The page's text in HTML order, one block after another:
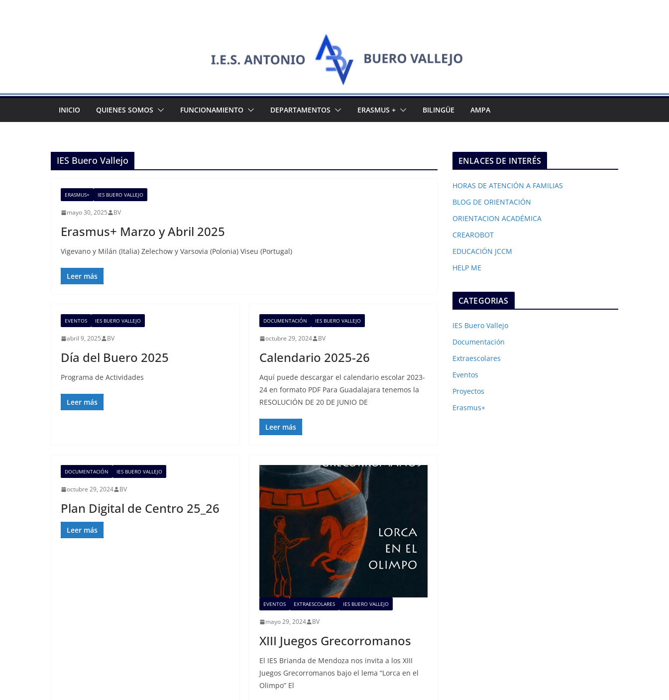
INICIO QUIENES SOMOS FUNCIONAMIENTO DEPARTAMENTOS ERASMUS + BILINGÜE AMPA
IES Buero Vallejo
ERASMUS+ IES BUERO VALLEJO
mayo 30, 2025 BV
Erasmus+ Marzo y Abril 2025
Vigevano y Milán (Italia) Zelechow y Varsovia (Polonia) Viseu (Portugal)
Leer más
EVENTOS IES BUERO VALLEJO
abril 9, 2025 BV
Día del Buero 2025
Programa de Actividades
Leer más
DOCUMENTACIÓN IES BUERO VALLEJO
octubre 29, 2024 BV
Calendario 2025-26
Aquí puede descargar el calendario escolar 2023-
24 en formato PDF Para Guadalajara tenemos la
RESOLUCIÓN DE 20 DE JUNIO DE
Leer más
DOCUMENTACIÓN IES BUERO VALLEJO
octubre 29, 2024 BV
Plan Digital de Centro 25_26
Leer más
EVENTOS EXTRAESCOLARES IES BUERO VALLEJO
mayo 29, 2024 BV
XIII Juegos Grecorromanos
El IES Brianda de Mendoza nos invita a los XIII
Juegos Grecorromanos bajo el lema “Lorca en el
Olimpo” El
ENLACES DE INTERÉS
HORAS DE ATENCIÓN A FAMILIAS
BLOG DE ORIENTACIÓN
ORIENTACION ACADÉMICA
CREAROBOT
EDUCACIÓN JCCM
HELP ME
CATEGORIAS
IES Buero Vallejo
Documentación
Extraescolares
Eventos
Proyectos
Erasmus+